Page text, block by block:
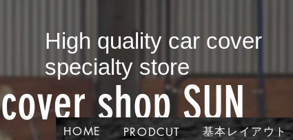
HOME PRODCUT 基本レイアウト
​High quality car cover
specialty store
​cover shop SUN